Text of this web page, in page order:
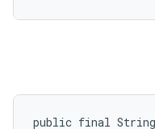
public final String